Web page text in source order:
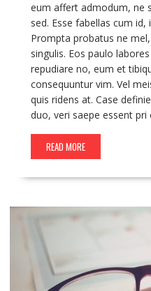
eum affert admodum, ne
sed. Esse fabellas cum
Prompta probatus ne
singulis. Eos paulo
repudiare no, eum et
consequuntur vim. Vel
quis ridens at. Case
duo, veri saepe essent pri
READ MORE